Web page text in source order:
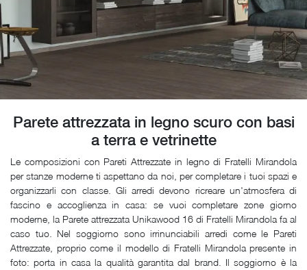
Parete attrezzata in legno scuro con basi
a terra e vetrinette
Le composizioni con Pareti Attrezzate in legno di Fratelli Mirandola
per stanze moderne ti aspettano da noi, per completare i tuoi spazi e
organizzarli con classe. Gli arredi devono ricreare un'atmosfera di
fascino e accoglienza in casa: se vuoi completare zone giorno
moderne, la Parete attrezzata Unikawood 16 di Fratelli Mirandola fa al
caso tuo. Nel soggiorno sono irrinunciabili arredi come le Pareti
Attrezzate, proprio come il modello di Fratelli Mirandola presente in
foto: porta in casa la qualità garantita dal brand. Il soggiorno è la